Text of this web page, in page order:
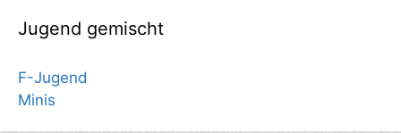
Jugend gemischt
F-Jugend
Minis